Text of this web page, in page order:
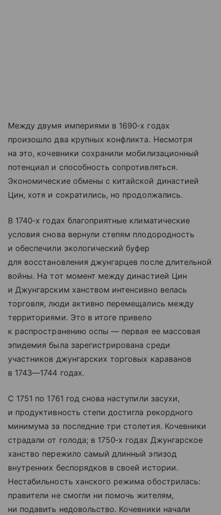
Между двумя империями в 1690‑х годах
произошло два крупных конфликта. Несмотря
на это, кочевники сохранили мобилизационный
потенциал и способность сопротивляться.
Экономические обмены с китайской династией
Цин, хотя и сократились, но продолжались.
В 1740‑х годах благоприятные климатические
условия снова вернули степям плодородность
и обеспечили экологический буфер
для восстановления джунгарцев после длительной
войны. На тот момент между династией Цин
и Джунгарским ханством интенсивно велась
торговля, люди активно перемещались между
территориями. Это в итоге привело
к распространению оспы — первая ее массовая
эпидемия была зарегистрирована среди
участников джунгарских торговых караванов
в 1743—1744 годах.
С 1751 по 1761 год снова наступили засухи,
и продуктивность степи достигла рекордного
минимума за последние три столетия. Кочевники
страдали от голода; в 1750‑х годах Джунгарское
ханство пережило самый длинный эпизод
внутренних беспорядков в своей истории.
Нестабильность ханского режима обострилась:
правители не смогли ни помочь жителям,
ни подавить недовольство. Кочевники начали